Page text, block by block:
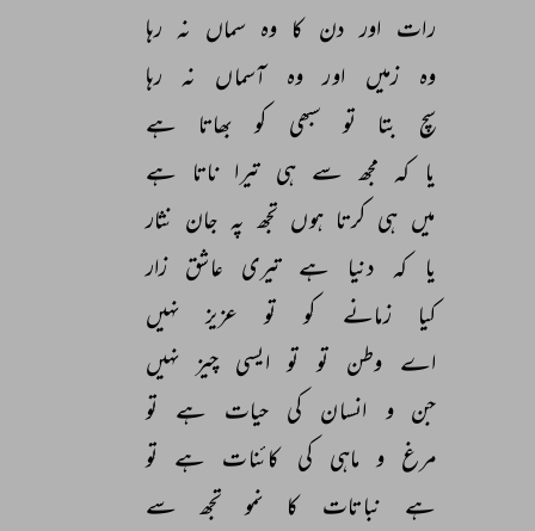
رات اور دن کا وہ سماں نہ رہا
وہ
زمیں اور وہ آسماں نہ
رہا
سچ
بتا تو سبھی کو بھاتا
ہے
یا کہ مجھ سے ہی تیرا ناتا ہے
میں ہی کرتا ہوں تجھ پہ جان نثار
یا کہ دنیا ہے تیری عاشق زار
کیا
زمانے کو تو عزیز
نہیں
اے وطن تو تو ایسی چیز نہیں
جن و انسان کی حیات ہے تو
مرغ و ماہی کی کائنات ہے تو
ہے
نباتات کا نمو تجھ
سے